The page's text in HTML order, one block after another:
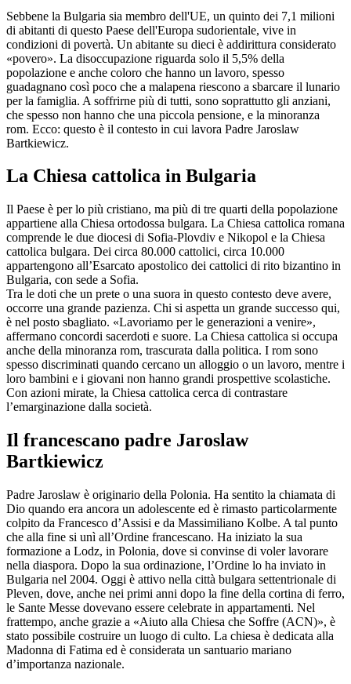
Sebbene la Bulgaria sia membro dell'UE, un quinto dei 7,1 milioni
di abitanti di questo Paese dell'Europa sudorientale, vive in
condizioni di povertà. Un abitante su dieci è addirittura considerato
«povero». La disoccupazione riguarda solo il 5,5% della
popolazione e anche coloro che hanno un lavoro, spesso
guadagnano così poco che a malapena riescono a sbarcare il lunario
per la famiglia. A soffrirne più di tutti, sono soprattutto gli anziani,
che spesso non hanno che una piccola pensione, e la minoranza
rom. Ecco: questo è il contesto in cui lavora Padre Jaroslaw
Bartkiewicz.
La Chiesa cattolica in Bulgaria
Il Paese è per lo più cristiano, ma più di tre quarti della popolazione
appartiene alla Chiesa ortodossa bulgara. La Chiesa cattolica romana
comprende le due diocesi di Sofia-Plovdiv e Nikopol e la Chiesa
cattolica bulgara. Dei circa 80.000 cattolici, circa 10.000
appartengono all’Esarcato apostolico dei cattolici di rito bizantino in
Bulgaria, con sede a Sofia.
Tra le doti che un prete o una suora in questo contesto deve avere,
occorre una grande pazienza. Chi si aspetta un grande successo qui,
è nel posto sbagliato. «Lavoriamo per le generazioni a venire»,
affermano concordi sacerdoti e suore. La Chiesa cattolica si occupa
anche della minoranza rom, trascurata dalla politica. I rom sono
spesso discriminati quando cercano un alloggio o un lavoro, mentre i
loro bambini e i giovani non hanno grandi prospettive scolastiche.
Con azioni mirate, la Chiesa cattolica cerca di contrastare
l’emarginazione dalla società.
Il francescano padre Jaroslaw
Bartkiewicz
Padre Jaroslaw è originario della Polonia. Ha sentito la chiamata di
Dio quando era ancora un adolescente ed è rimasto particolarmente
colpito da Francesco d’Assisi e da Massimiliano Kolbe. A tal punto
che alla fine si unì all’Ordine francescano. Ha iniziato la sua
formazione a Lodz, in Polonia, dove si convinse di voler lavorare
nella diaspora. Dopo la sua ordinazione, l’Ordine lo ha inviato in
Bulgaria nel 2004. Oggi è attivo nella città bulgara settentrionale di
Pleven, dove, anche nei primi anni dopo la fine della cortina di ferro,
le Sante Messe dovevano essere celebrate in appartamenti. Nel
frattempo, anche grazie a «Aiuto alla Chiesa che Soffre (ACN)», è
stato possibile costruire un luogo di culto. La chiesa è dedicata alla
Madonna di Fatima ed è considerata un santuario mariano
d’importanza nazionale.